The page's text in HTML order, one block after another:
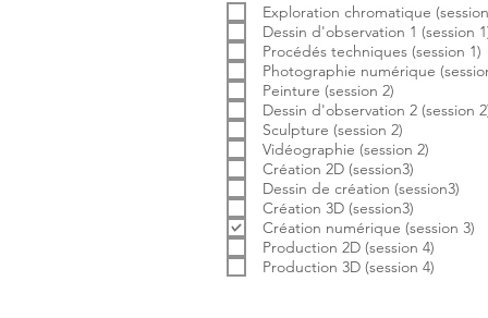
r
e
l
i
a
t
o
i
r
e
Exploration chromatique
Dessin d'observation 1 (session
Procédés techniques (session 1)
Photographie numérique
Peinture (session 2)
Dessin d'observation 2 (session
Sculpture (session 2)
Vidéographie (session 2)
Création 2D (session3)
Dessin de création (session3)
Création 3D (session3)
Création numérique (session 3)
Production 2D (session 4)
Production 3D (session 4)